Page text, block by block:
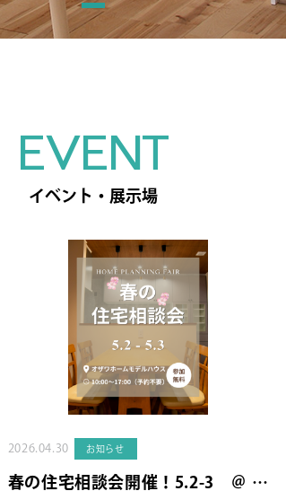
EVENT
イベント・展示場
2026.04.30 お知らせ
春の住宅相談会開催！5.2-3 ＠ …